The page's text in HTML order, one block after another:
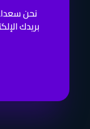
نحن
بريدك